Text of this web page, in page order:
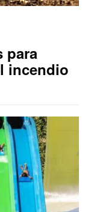
para
incendio